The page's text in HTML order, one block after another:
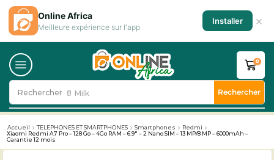
Rechercher 🥛 Milk Rechercher
0
Accueil TELEPHONES ET SMARTPHONES Smartphones
Redmi
Xiaomi Redmi A7 Pro – 128 Go – 4Go RAM – 6.9″ – 2 Nano SIM – 13 MP/8 MP – 6000mAh –
Garantie 12 mois
Online Africa
Meilleure expérience sur l'app
Installer ×